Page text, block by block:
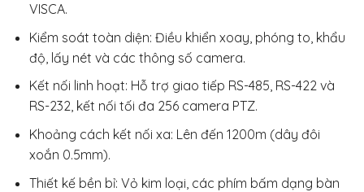
VISCA.
Kiểm soát toàn diện: Điều khiển xoay, phóng to, khẩu
độ, lấy nét và các thông số camera.
Kết nối linh hoạt: Hỗ trợ giao tiếp RS-485, RS-422 và
RS-232, kết nối tối đa 256 camera PTZ.
Khoảng cách kết nối xa: Lên đến 1200m (dây đôi
xoắn 0.5mm).
Thiết kế bền bỉ: Vỏ kim loại, các phím bấm dạng bàn